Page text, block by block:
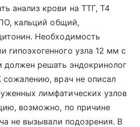
анализ крови на ТТГ, Т4
кальций общий,
Необходимость
гипоэхогенного узла 12 мм с
должен решать эндокринолог
врач не описал
лимфатических узлов
возможно, по причине
не вызывали подозрения. В